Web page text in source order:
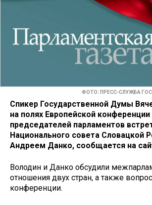
ФОТО: ПРЕСС-СЛУЖБА
Спикер Государственной Думы
на полях Европейской конференции
председателей парламентов
Национального совета Словацкой
Андреем Данко, сообщается на
Володин и Данко обсудили
отношения двух стран, а также
конференции.